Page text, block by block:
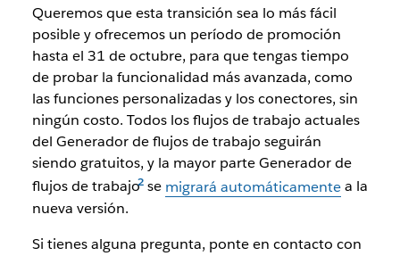
Queremos que esta transición sea lo más fácil
posible y ofrecemos un período de promoción
hasta el 31 de octubre, para que tengas tiempo
de probar la funcionalidad más avanzada, como
las funciones personalizadas y los conectores, sin
ningún costo. Todos los flujos de trabajo actuales
del Generador de flujos de trabajo seguirán
siendo gratuitos, y la mayor parte Generador de
flujos de trabajo se migrará automáticamentea la
nueva versión.
Si tienes alguna pregunta, ponte en contacto con